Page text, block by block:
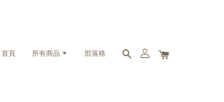
首頁 所有商品 部落格